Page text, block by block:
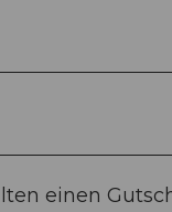
einen